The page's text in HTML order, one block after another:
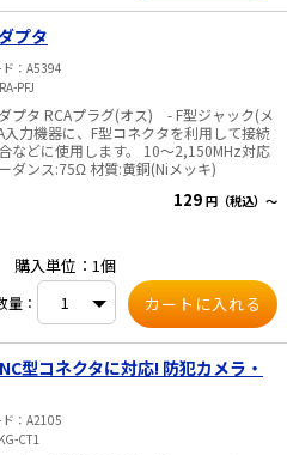
プタ
A5394
PFJ
プタ RCAプラグ(オス) - F型ジャック(メ
に使用します。 10～2,150MHz対応
インピーダンス:75Ω 材質:黄銅(Niメッキ)
129 円（税込）～
購入単位：1個
量：
型コネクタに対応! 防犯カメラ・
A2105
CT1